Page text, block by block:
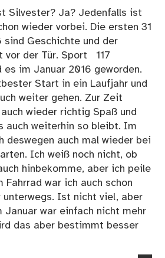
Silvester? Ja? Jedenfalls ist
wieder vorbei. Die ersten 31
sind Geschichte und der
vor der Tür. Sport 117
im Januar 2016 geworden.
Start in ein Laufjahr und
weiter gehen. Zur Zeit
wieder richtig Spaß und
auch weiterhin so bleibt. Im
deswegen auch mal wieder bei
Ich weiß noch nicht, ob
hinbekomme, aber ich peile
Fahrrad war ich auch schon
unterwegs. Ist nicht viel, aber
Januar war einfach nicht mehr
das aber bestimmt besser